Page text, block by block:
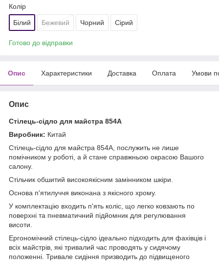
Колір
Білий Бежевий Чорний Сірий
Готово до відправки
Опис Характеристики Доставка Оплата Умови
Опис
Стілець-сідло для майстра 854А
Виробник: Китай
Стілець-сідло для майстра 854А, послужить не лише
помічником у роботі, а й стане справжньою окрасою Вашого
салону.
Стільчик обшитий високоякісним замінником шкіри.
Основа п'ятилуччя виконана з якісного хрому.
У комплектацію входить п'ять коліс, що легко ковзають по
поверхні та пневматичний підйомник для регулювання
висоти.
Ергономічний стілець-сідло ідеально підходить для фахівців і
всіх майстрів, які тривалий час проводять у сидячому
положенні. Тривале сидіння призводить до підвищеного